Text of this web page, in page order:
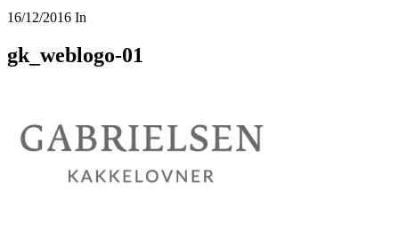
16/12/2016 In
gk_weblogo-01